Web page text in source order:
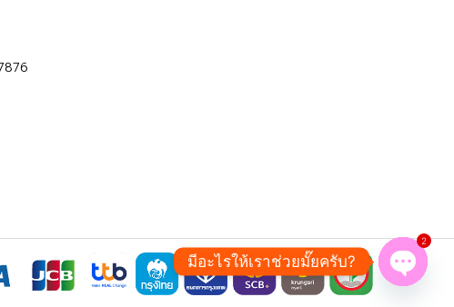
มีอะไรให้เราช่วยมั๊ยครับ?
2